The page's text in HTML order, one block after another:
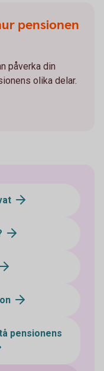
pensionen
påverka din
olika delar.
pensionens